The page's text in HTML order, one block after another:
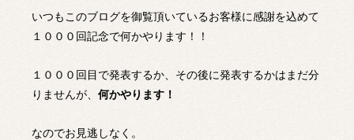
いつもこのブログを御覧頂いているお客様に感謝を込めて
１０００回記念で何かやります！！
１０００回目で発表するか、その後に発表するかはまだ分
りませんが、 何かやります！
なのでお見逃しなく。